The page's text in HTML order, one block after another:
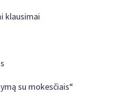
klausimai
su mokesčiais“